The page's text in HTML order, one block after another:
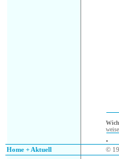
.
Home + Aktuell ©